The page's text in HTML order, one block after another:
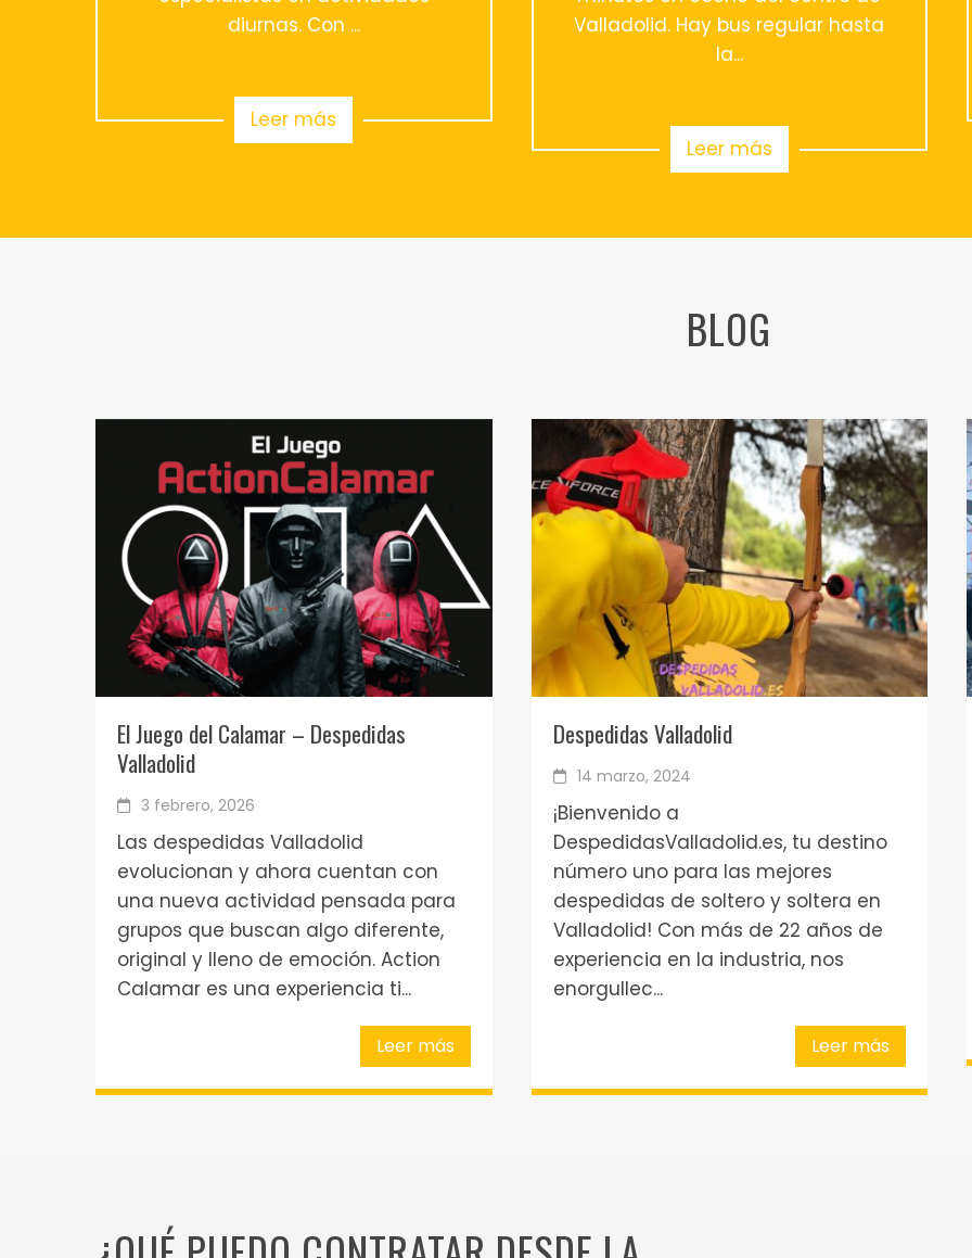
diurnas. Con ...
Leer más
Valladolid. Hay bus regular hasta
la...
Leer más
BLOG
El Juego del Calamar – Despedidas
Valladolid
3 febrero, 2026
Las despedidas Valladolid
evolucionan y ahora cuentan con
una nueva actividad pensada para
grupos que buscan algo diferente,
original y lleno de emoción. Action
Calamar es una experiencia ti...
Leer más
Despedidas Valladolid
14 marzo, 2024
¡Bienvenido a
DespedidasValladolid.es, tu destino
número uno para las mejores
despedidas de soltero y soltera en
Valladolid! Con más de 22 años de
experiencia en la industria, nos
enorgullec...
Leer más